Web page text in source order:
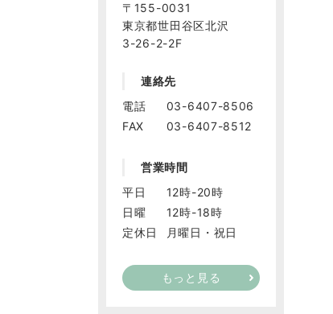
〒155-0031
東京都世田谷区北沢
3-26-2-2F
連絡先
電話
03-6407-8506
FAX
03-6407-8512
営業時間
平日
12時-20時
日曜
12時-18時
定休日
月曜日・祝日
もっと見る